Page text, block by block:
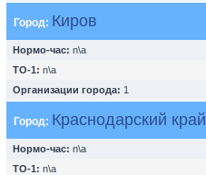
Город: Киров
Нормо-час: n\a
ТО-1: n\a
Организации города: 1
Город: Краснодарский край
Нормо-час: n\a
ТО-1: n\a